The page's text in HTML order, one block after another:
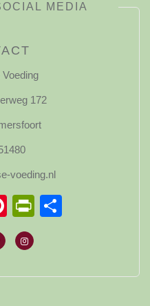
MEDIA
172
voeding.nl
Pinterest